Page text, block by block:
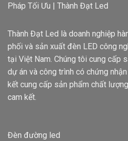
Pháp Tối Ưu | Thành Đạt Led
Thành Đạt Led là doanh nghiệp
phối và sản xuất đèn LED công
tại Việt Nam. Chúng tôi cung cấp
dự án và công trình có chứng
kết cung cấp sản phẩm chất
cam kết.
Đèn đường led